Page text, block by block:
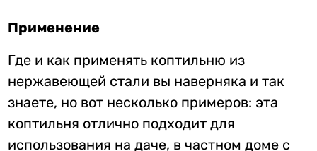
Применение
Где и как применять коптильню из
нержавеющей стали вы наверняка и так
знаете, но вот несколько примеров: эта
коптильня отлично подходит для
использования на даче, в частном доме с